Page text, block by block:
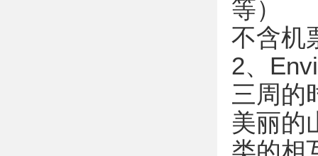
等）
不含机
2、
三周的
美丽的